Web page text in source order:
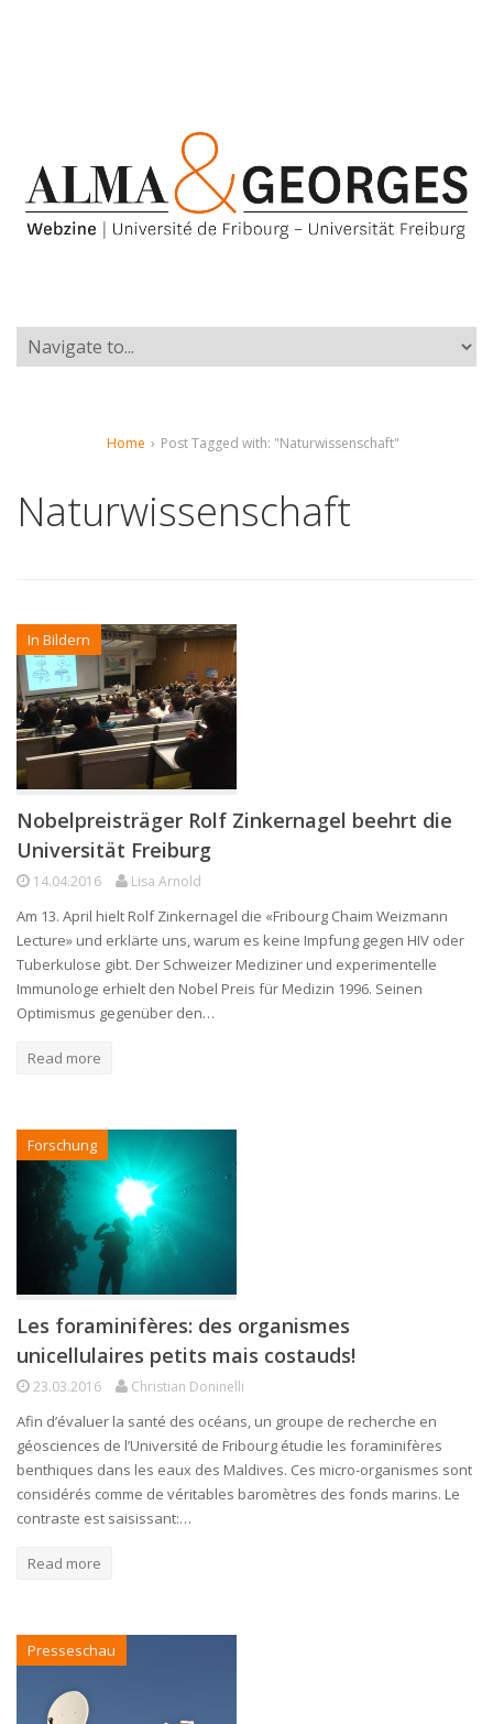
Home › Post Tagged with: "Naturwissenschaft"
Naturwissenschaft
In Bildern
Nobelpreisträger Rolf Zinkernagel beehrt die
Universität Freiburg
14.04.2016 Lisa Arnold
Am 13. April hielt Rolf Zinkernagel die «Fribourg Chaim Weizmann
Lecture» und erklärte uns, warum es keine Impfung gegen HIV oder
Tuberkulose gibt. Der Schweizer Mediziner und experimentelle
Immunologe erhielt den Nobel Preis für Medizin 1996. Seinen
Optimismus gegenüber den…
Read more
Forschung
Les foraminifères: des organismes
unicellulaires petits mais costauds!
23.03.2016 Christian Doninelli
Afin d’évaluer la santé des océans, un groupe de recherche en
géosciences de l’Université de Fribourg étudie les foraminifères
benthiques dans les eaux des Maldives. Ces micro-organismes sont
considérés comme de véritables baromètres des fonds marins. Le
contraste est saisissant:…
Read more
Presseschau